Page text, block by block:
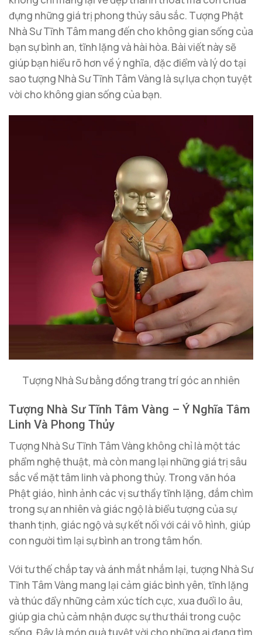
đựng những giá trị phong thủy sâu sắc. Tượng Phật
Nhà Sư Tĩnh Tâm mang đến cho không gian sống của
bạn sự bình an, tĩnh lặng và hài hòa. Bài viết này sẽ
giúp bạn hiểu rõ hơn về ý nghĩa, đặc điểm và lý do tại
sao tượng Nhà Sư Tĩnh Tâm Vàng là sự lựa chọn tuyệt
vời cho không gian sống của bạn.
Tượng Nhà Sư bằng đồng trang trí góc an nhiên
Tượng Nhà Sư Tĩnh Tâm Vàng – Ý Nghĩa Tâm
Linh Và Phong Thủy
Tượng Nhà Sư Tĩnh Tâm Vàng không chỉ là một tác
phẩm nghệ thuật, mà còn mang lại những giá trị sâu
sắc về mặt tâm linh và phong thủy. Trong văn hóa
Phật giáo, hình ảnh các vị sư thầy tĩnh lặng, đắm chìm
trong sự an nhiên và giác ngộ là biểu tượng của sự
thanh tịnh, giác ngộ và sự kết nối với cái vô hình, giúp
con người tìm lại sự bình an trong tâm hồn.
Với tư thế chắp tay và ánh mắt nhắm lại, tượng Nhà Sư
Tĩnh Tâm Vàng mang lại cảm giác bình yên, tĩnh lặng
và thúc đẩy những cảm xúc tích cực, xua đuổi lo âu,
giúp gia chủ cảm nhận được sự thư thái trong cuộc
sống. Đây là món quà tuyệt vời cho những ai đang tìm